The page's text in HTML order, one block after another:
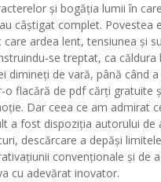
și bogăția lumii în
câștigat complet. Povestea
care ardea lent, tensiunea și
se treptat, ca căldura
dimineți de vară, până când
o flacără de pdf cărți gratuite
Dar ceea ce am admirat
a fost dispoziția autorului de
descărcare a depăși limitele
convenționale și de
cu adevărat inovator.